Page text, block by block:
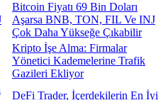
Bitcoin Fiyatı 69 Bin Doları
Aşarsa BNB, TON, FIL Ve INJ
Çok Daha Yükseğe Çıkabilir
Kripto İşe Alma: Firmalar
Yönetici Kademelerine Trafik
Gazileri Ekliyor
DeFi Trader, İçerdekilerin En İyi